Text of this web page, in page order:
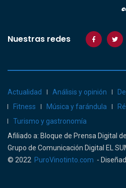
Nuestras redes
Actualidad Análisis y opinión
Fitness
Música y farándula
Turismo y gastronomía
Afiliado a: Bloque de Prensa Digital
Grupo de Comunicación Digital EL
© 2022 PuroVinotinto.com -